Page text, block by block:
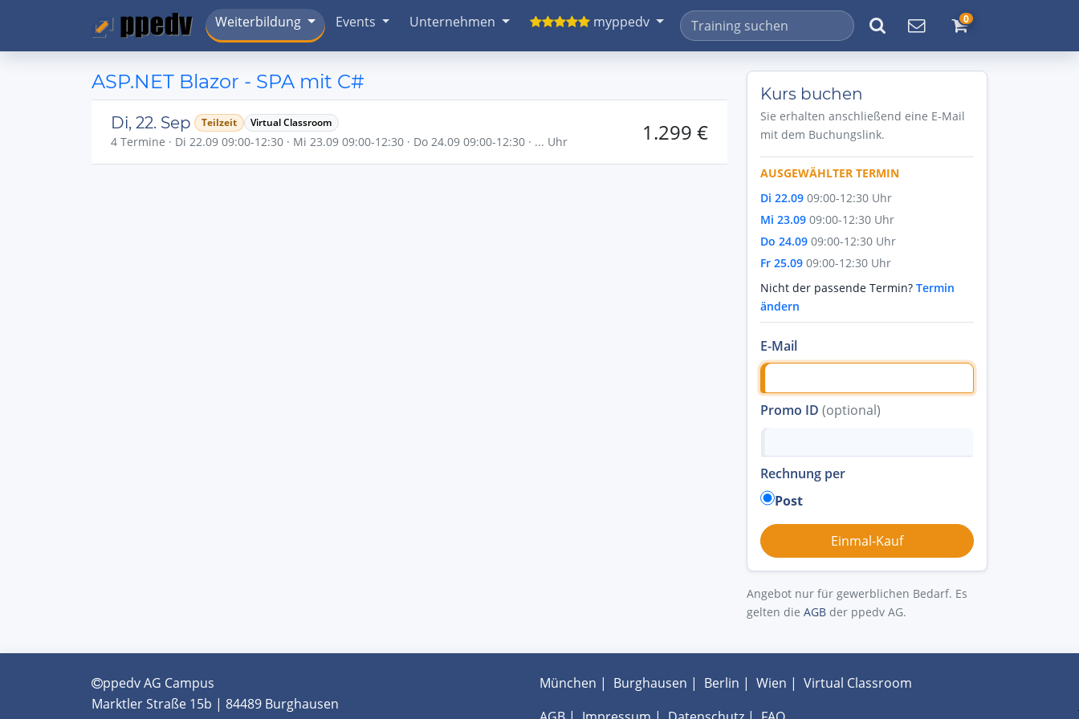
Weiterbildung Events Unternehmen myppedv 0
ASP.NET Blazor - SPA mit C#
Di, 22. Sep Teilzeit Virtual Classroom
4 Termine · Di 22.09 09:00-12:30 · Mi 23.09 09:00-12:30 · Do 24.09 09:00-12:30 · ... Uhr 1.299 €
Kurs buchen
Sie erhalten anschließend eine E-Mail
mit dem Buchungslink.
AUSGEWÄHLTER TERMIN
Di 22.09 09:00-12:30 Uhr
Mi 23.09 09:00-12:30 Uhr
Do 24.09 09:00-12:30 Uhr
Fr 25.09 09:00-12:30 Uhr
Nicht der passende Termin? Termin
ändern
E-Mail
Promo ID (optional)
Rechnung per
Post
Angebot nur für gewerblichen Bedarf. Es
gelten die AGB der ppedv AG.
ppedv AG Campus
Marktler Straße 15b | 84489 Burghausen
München | Burghausen | Berlin | Wien | Virtual Classroom